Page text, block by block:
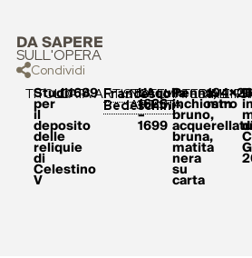
DA SAPERE
SULL'OPERA
Condividi
TITOLO
Studi
per
il
deposito
delle
reliquie
di
Celestino
V
DATA
1689ARTISTA
Francesco
Bedeschini
NOTE
ARTISTA
L’Aquila
1626
–
1699
MATERIALI
Penna,
inchiostro
bruno,
bruna,
matita
nera
su
carta
mm